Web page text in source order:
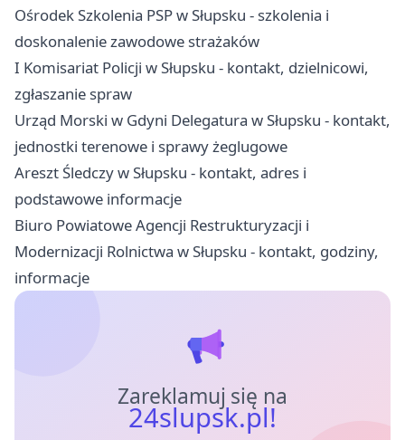
Ośrodek Szkolenia PSP w Słupsku - szkolenia i
doskonalenie zawodowe strażaków
I Komisariat Policji w Słupsku - kontakt, dzielnicowi,
zgłaszanie spraw
Urząd Morski w Gdyni Delegatura w Słupsku - kontakt,
jednostki terenowe i sprawy żeglugowe
Areszt Śledczy w Słupsku - kontakt, adres i
podstawowe informacje
Biuro Powiatowe Agencji Restrukturyzacji i
Modernizacji Rolnictwa w Słupsku - kontakt, godziny,
informacje
Zareklamuj się na
24slupsk.pl!